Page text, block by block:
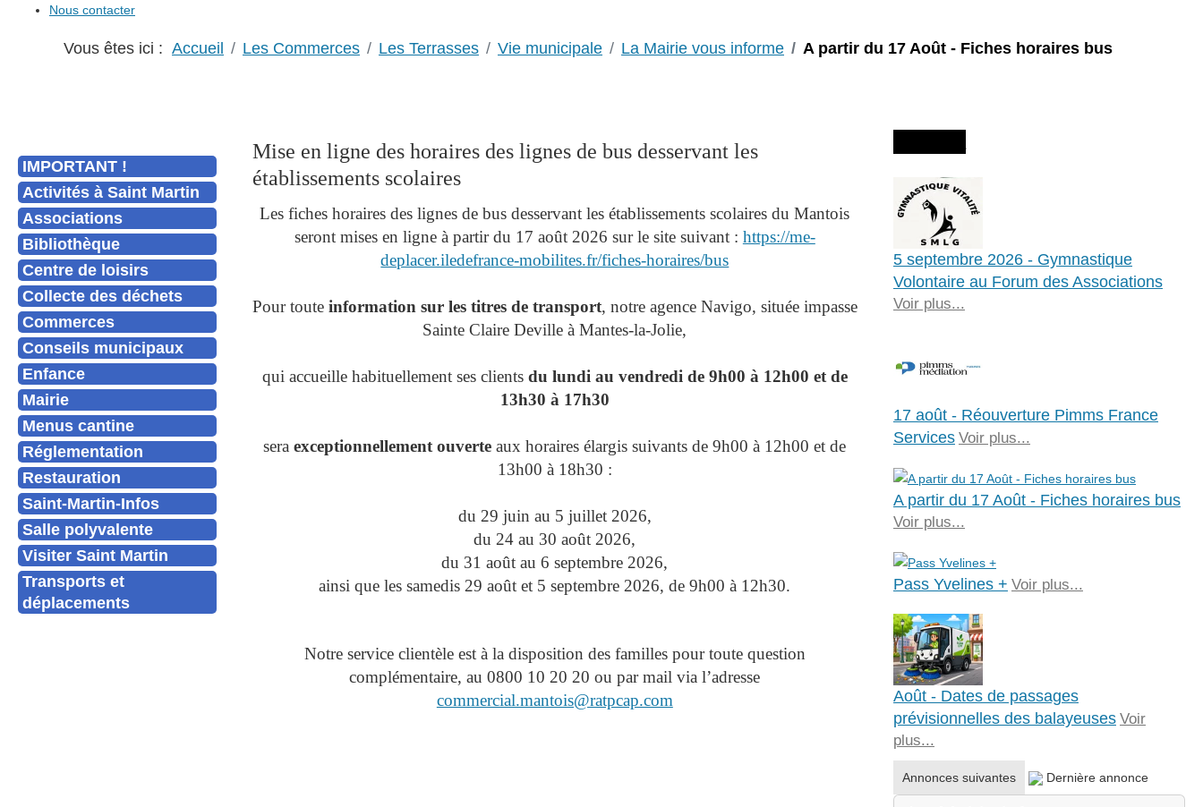
Nous contacter
Vous êtes ici : Accueil Les Commerces Les Terrasses Vie municipale La Mairie vous informe A partir du 17 Août - Fiches horaires bus
IMPORTANT !
Activités à Saint Martin
Associations
Bibliothèque
Centre de loisirs
Collecte des déchets
Commerces
Conseils municipaux
Enfance
Mairie
Menus cantine
Réglementation
Restauration
Saint-Martin-Infos
Salle polyvalente
Visiter Saint Martin
Transports et
déplacements
Mise en ligne des horaires des lignes de bus desservant les
établissements scolaires
Les fiches horaires des lignes de bus desservant les établissements scolaires du Mantois
seront mises en ligne à partir du 17 août 2026 sur le site suivant : https://me-
deplacer.iledefrance-mobilites.fr/fiches-horaires/bus
Pour toute information sur les titres de transport, notre agence Navigo, située impasse
Sainte Claire Deville à Mantes-la-Jolie,
qui accueille habituellement ses clients du lundi au vendredi de 9h00 à 12h00 et de
13h30 à 17h30
seraexceptionnellement ouverte aux horaires élargis suivants de 9h00 à 12h00 et de
13h00 à 18h30 :
du 29 juin au 5 juillet 2026,
du 24 au 30 août 2026,
du 31 août au 6 septembre 2026,
ainsi que les samedis 29 août et 5 septembre 2026, de 9h00 à 12h30.
Notre service clientèle est à la disposition des familles pour toute question
complémentaire, au 0800 10 20 20 ou par mail via l’adresse
commercial.mantois@ratpcap.com
5 septembre 2026 - Gymnastique
Volontaire au Forum des Associations
Voir plus...
17 août - Réouverture Pimms France
Services Voir plus...
A partir du 17 Août - Fiches horaires bus
Voir plus...
Pass Yvelines + Voir plus...
Août - Dates de passages
prévisionnelles des balayeuses Voir
plus...
Annonces suivantes Dernière annonce